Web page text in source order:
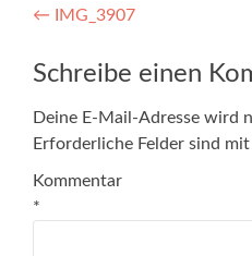
Artikel-
Navigation
← IMG_3907
Schreibe einen
Deine E-Mail-Adresse wird
Erforderliche Felder sind mit
Kommentar
*